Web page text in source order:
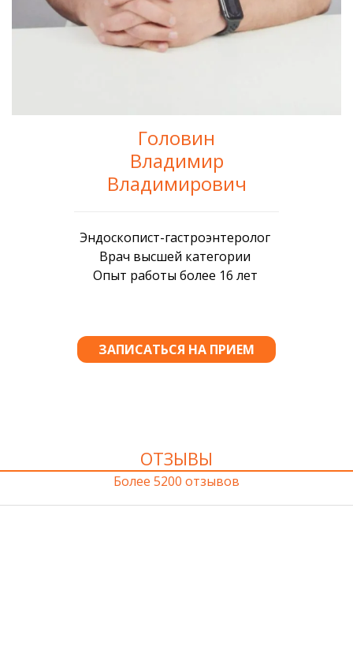
Головин
Владимир
Владимирович
ОТЗЫВЫ
Более 5200 отзывов